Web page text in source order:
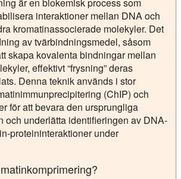
är en biokemisk process som
interaktioner mellan DNA och
kromatinassocierade molekyler. Det
av tvärbindningsmedel, såsom
skapa kovalenta bindningar mellan
effektivt “frysning” deras
Denna teknik används i stor
(ChIP) och
för att bevara den ursprungliga
och underlätta identifieringen av DNA-
proteininteraktioner under